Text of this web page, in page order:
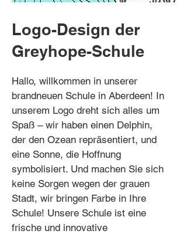
Logo-Design der
Greyhope-Schule
Hallo, willkommen in unserer
brandneuen Schule in Aberdeen! In
unserem Logo dreht sich alles um
Spaß – wir haben einen Delphin,
der den Ozean repräsentiert, und
eine Sonne, die Hoffnung
symbolisiert. Und machen Sie sich
keine Sorgen wegen der grauen
Stadt, wir bringen Farbe in Ihre
Schule! Unsere Schule ist eine
frische und innovative